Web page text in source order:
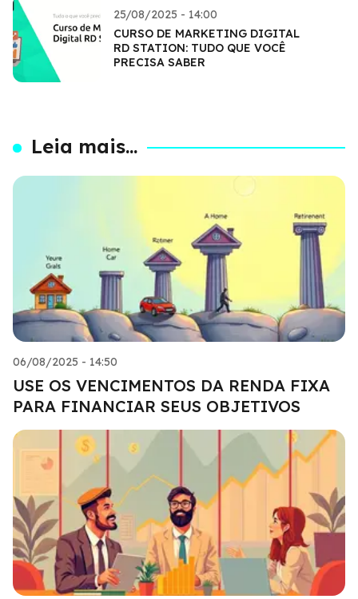
25/08/2025 - 14:00
CURSO DE MARKETING DIGITAL
RD STATION: TUDO QUE VOCÊ
PRECISA SABER
Leia mais...
06/08/2025 - 14:50
USE OS VENCIMENTOS DA RENDA FIXA
PARA FINANCIAR SEUS OBJETIVOS